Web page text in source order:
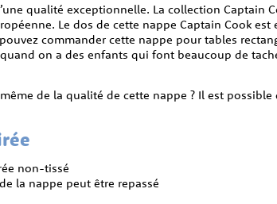
qualité exceptionnelle. La collection Captain
Le dos de cette nappe Captain Cook
commander cette nappe pour tables
on a des enfants qui font beaucoup de
de la qualité de cette nappe ? Il est
non-tissé
la nappe peut être repassé